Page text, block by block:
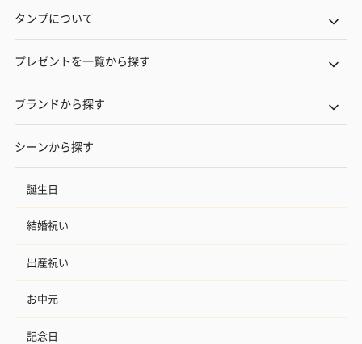
タンプについて
プレゼントを一覧から探す
ブランドから探す
シーンから探す
誕生日
結婚祝い
出産祝い
お中元
記念日